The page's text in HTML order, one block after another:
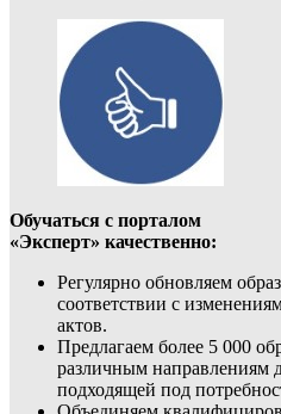
Обучаться с порталом
«Эксперт» качественно:
Регулярно обновляем
соответствии с
актов.
Предлагаем более 5 000
различным направлениям
подходящей под